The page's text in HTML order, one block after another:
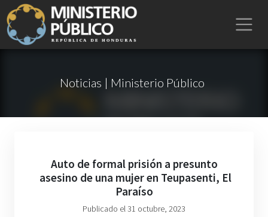
Noticias | Ministerio Público
Auto de formal prisión a presunto
asesino de una mujer en Teupasenti, El
Paraíso
Publicado el 31 octubre, 2023